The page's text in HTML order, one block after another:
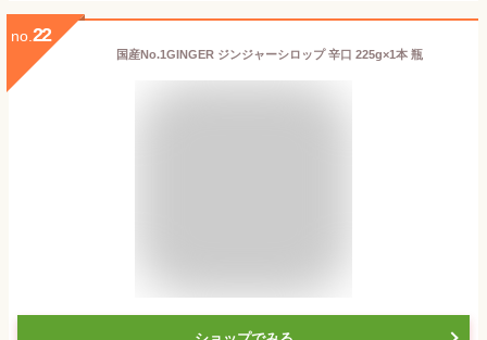
no. 22
国産No.1GINGER ジンジャーシロップ 辛口 225g×1本 瓶